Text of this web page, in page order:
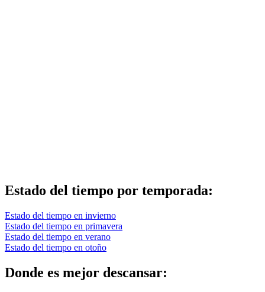
Estado del tiempo por temporada:
Estado del tiempo en invierno
Estado del tiempo en primavera
Estado del tiempo en verano
Estado del tiempo en otoño
Donde es mejor descansar: